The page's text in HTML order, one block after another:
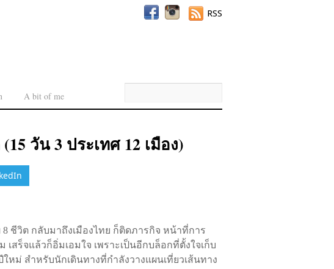
A bit of me
RSS
วัน 3 ประเทศ 12 เมือง)
ชีวิต กลับมาถึงเมืองไทย ก็ติดภารกิจ หน้าที่การ
สร็จแล้วก็อิ่มเอมใจ เพราะเป็นอีกบล็อกที่ตั้งใจเก็บ
หม่ สำหรับนักเดินทางที่กำลังวางแผนเที่ยวเส้นทาง